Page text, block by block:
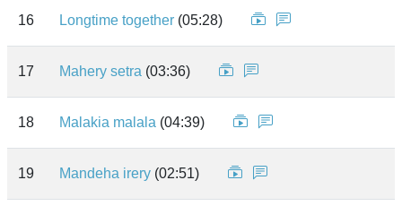
16 Longtime together (05:28)
17 Mahery setra (03:36)
18 Malakia malala (04:39)
19 Mandeha irery (02:51)